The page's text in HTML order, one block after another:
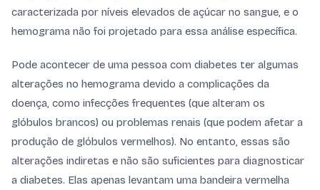
caracterizada por níveis elevados de açúcar no sangue, e o
hemograma não foi projetado para essa análise específica.
Pode acontecer de uma pessoa com diabetes ter algumas
alterações no hemograma devido a complicações da
doença, como infecções frequentes (que alteram os
glóbulos brancos) ou problemas renais (que podem afetar a
produção de glóbulos vermelhos). No entanto, essas são
alterações indiretas e não são suficientes para diagnosticar
a diabetes. Elas apenas levantam uma bandeira vermelha